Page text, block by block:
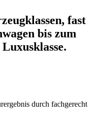
fast
bis zum
durch fachgerecht